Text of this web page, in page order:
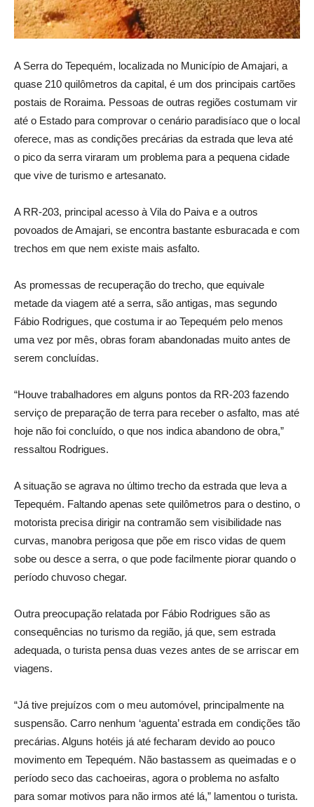
A Serra do Tepequém, localizada no Município de Amajari, a
quase 210 quilômetros da capital, é um dos principais cartões
postais de Roraima. Pessoas de outras regiões costumam vir
até o Estado para comprovar o cenário paradisíaco que o local
oferece, mas as condições precárias da estrada que leva até
o pico da serra viraram um problema para a pequena cidade
que vive de turismo e artesanato.
A RR-203, principal acesso à Vila do Paiva e a outros
povoados de Amajari, se encontra bastante esburacada e com
trechos em que nem existe mais asfalto.
As promessas de recuperação do trecho, que equivale
metade da viagem até a serra, são antigas, mas segundo
Fábio Rodrigues, que costuma ir ao Tepequém pelo menos
uma vez por mês, obras foram abandonadas muito antes de
serem concluídas.
“Houve trabalhadores em alguns pontos da RR-203 fazendo
serviço de preparação de terra para receber o asfalto, mas até
hoje não foi concluído, o que nos indica abandono de obra,”
ressaltou Rodrigues.
A situação se agrava no último trecho da estrada que leva a
Tepequém. Faltando apenas sete quilômetros para o destino, o
motorista precisa dirigir na contramão sem visibilidade nas
curvas, manobra perigosa que põe em risco vidas de quem
sobe ou desce a serra, o que pode facilmente piorar quando o
período chuvoso chegar.
Outra preocupação relatada por Fábio Rodrigues são as
consequências no turismo da região, já que, sem estrada
adequada, o turista pensa duas vezes antes de se arriscar em
viagens.
“Já tive prejuízos com o meu automóvel, principalmente na
suspensão. Carro nenhum ‘aguenta’ estrada em condições tão
precárias. Alguns hotéis já até fecharam devido ao pouco
movimento em Tepequém. Não bastassem as queimadas e o
período seco das cachoeiras, agora o problema no asfalto
para somar motivos para não irmos até lá,” lamentou o turista.